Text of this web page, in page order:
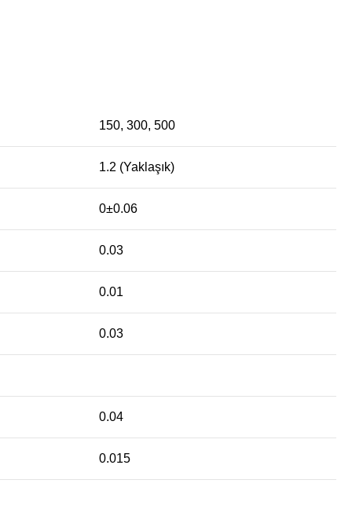
150, 300, 500
1.2 (Yaklaşık)
0±0.06
0.03
0.01
0.03
0.04
0.015